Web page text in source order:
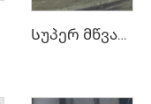
Სუპერ მწვანე ბუნებრივი ქვის მარმარილო